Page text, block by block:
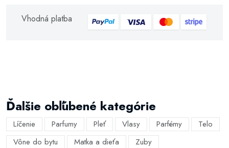
Vhodná platba
Ďalšie obľúbené kategórie
Líčenie Parfumy Pleť Vlasy Parfémy
Telo
Vône do bytu
Matka a dieťa
Zuby